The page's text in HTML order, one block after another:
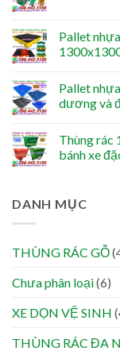
Pallet
Pallet
dương và
Thùng rác
bánh xe
DANH MỤC
THÙNG RÁC GỖ
Chưa phân loại(6)
XE DỌN VỆ SINH
THÙNG RÁC ĐA